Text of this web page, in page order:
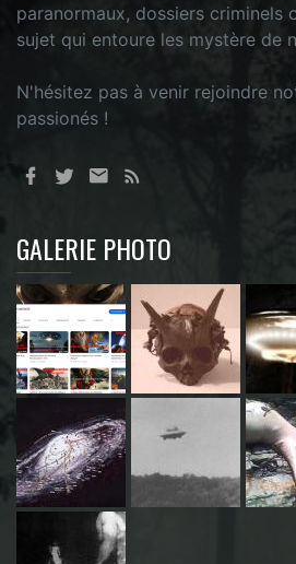
paranormaux, dossiers criminels
sujet qui entoure les mystère de
N'hésitez pas à venir rejoindre
passionés !
GALERIE PHOTO